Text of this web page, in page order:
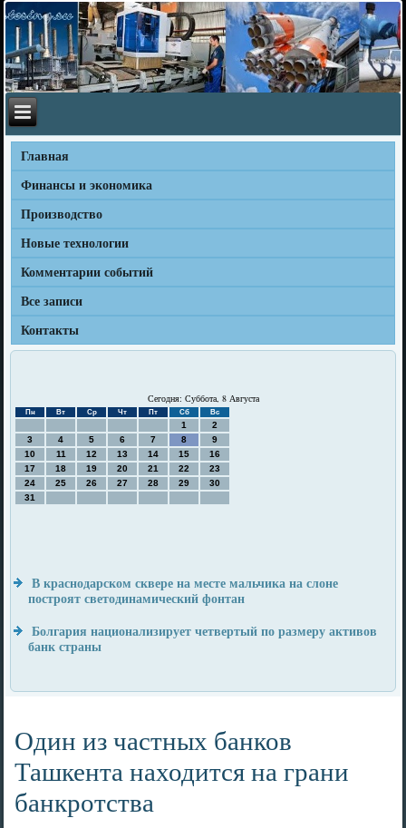
Главная
Финансы и экономика
Производство
Новые технологии
Комментарии событий
Все записи
Контакты
Сегодня: Суббота, 8 Августа
Пн Вт Ср Чт Пт Сб Вс
1
2
3
4 5 6 7 8
9
10
11 12 13 14 15
16
17
18 19 20 21 22
23
24
25 26 27 28 29
30
31
В краснодарском сквере на месте мальчика на слоне
построят светодинамический фонтан
Болгария национализирует четвертый по размеру активов
банк страны
Один из частных банков
Ташкента находится на грани
банкротства